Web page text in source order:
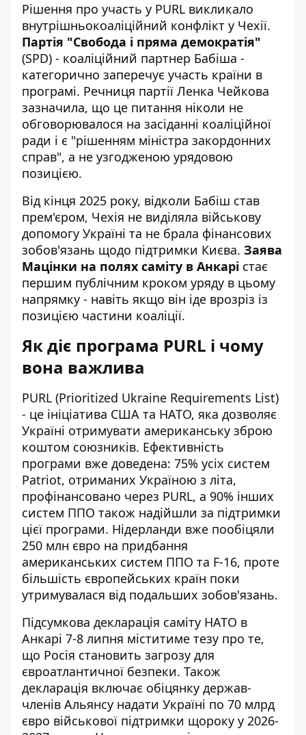
Рішення про участь у PURL викликало
внутрішньокоаліційний конфлікт у Чехії.
Партія "Свобода і пряма демократія"
(SPD) - коаліційний партнер Бабіша -
категорично заперечує участь країни в
програмі. Речниця партії Ленка Чейкова
зазначила, що це питання ніколи не
обговорювалося на засіданні коаліційної
ради і є "рішенням міністра закордонних
справ", а не узгодженою урядовою
позицією.
Від кінця 2025 року, відколи Бабіш став
прем'єром, Чехія не виділяла військову
допомогу Україні та не брала фінансових
зобов'язань щодо підтримки Києва. Заява
Мацінки на полях саміту в Анкарі стає
першим публічним кроком уряду в цьому
напрямку - навіть якщо він іде врозріз із
позицією частини коаліції.
Як діє програма PURL і чому
вона важлива
PURL (Prioritized Ukraine Requirements List)
- це ініціатива США та НАТО, яка дозволяє
Україні отримувати американську зброю
коштом союзників. Ефективність
програми вже доведена: 75% усіх систем
Patriot, отриманих Україною з літа,
профінансовано через PURL, а 90% інших
систем ППО також надійшли за підтримки
цієї програми. Нідерланди вже пообіцяли
250 млн євро на придбання
американських систем ППО та F-16, проте
більшість європейських країн поки
утримувалася від подальших зобов'язань.
Підсумкова декларація саміту НАТО в
Анкарі 7-8 липня міститиме тезу про те,
що Росія становить загрозу для
євроатлантичної безпеки. Також
декларація включає обіцянку держав-
членів Альянсу надати Україні по 70 млрд
євро військової підтримки щороку у 2026-